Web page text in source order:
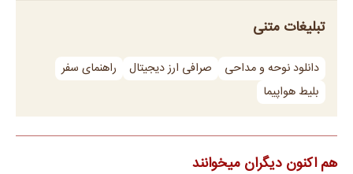
تبلیغات متنی
دانلود نوحه و مداحی صرافی ارز دیجیتال
راهنمای سفر
بلیط هواپیما
هم اکنون دیگران میخوانند